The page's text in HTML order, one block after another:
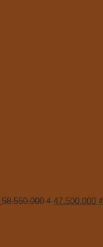
58.550.000₫ 47.500.000 ₫